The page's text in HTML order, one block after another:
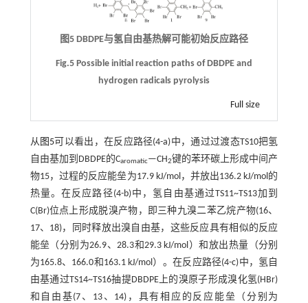
图5 DBDPE与氢自由基热解可能初始反应路径
Fig.5 Possible initial reaction paths of DBDPE and
hydrogen radicals pyrolysis
Full size
从 图5可以看出，在反应路径(4-a)中，通过过渡态TS10把氢
自由基加到DBDPE的Caromatic—CH2键的苯环碳上形成中间产
物15，过程的反应能垒为17.9 kJ/mol，并放出136.2 kJ/mol的
热量。在反应路径(4-b)中，氢自由基通过TS11~TS13加到
C(Br)位点上形成脱溴产物，即三种九溴二苯乙烷产物(16、
17、18)，同时释放出溴自由基，这些反应具有相似的反应
能垒（分别为26.9、28.3和29.3 kJ/mol）和放出热量（分别
为165.8、166.0和163.1 kJ/mol）。在反应路径(4-c)中，氢自
由基通过TS14~TS16抽提DBDPE上的溴原子形成溴化氢(HBr)
和自由基(7、13、14)，具有相应的反应能垒（分别为